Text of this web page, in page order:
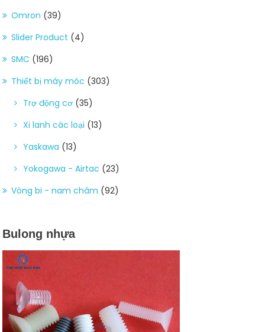
Omron (39)
Slider Product (4)
SMC (196)
Thiết bị máy móc (303)
Trợ động cơ (35)
Xi lanh các loại (13)
Yaskawa (13)
Yokogawa - Airtac (23)
Vòng bi - nam châm (92)
Bulong nhựa